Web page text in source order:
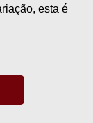
esta é